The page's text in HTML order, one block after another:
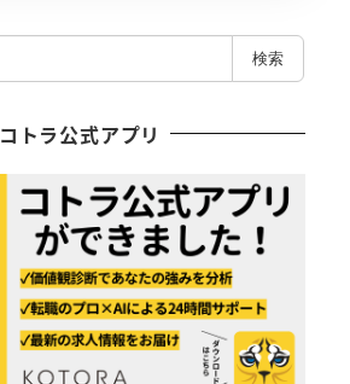
検索
コトラ公式アプリ